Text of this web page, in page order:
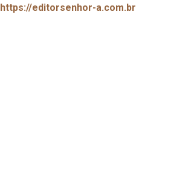
https://editorsenhor-a.com.br